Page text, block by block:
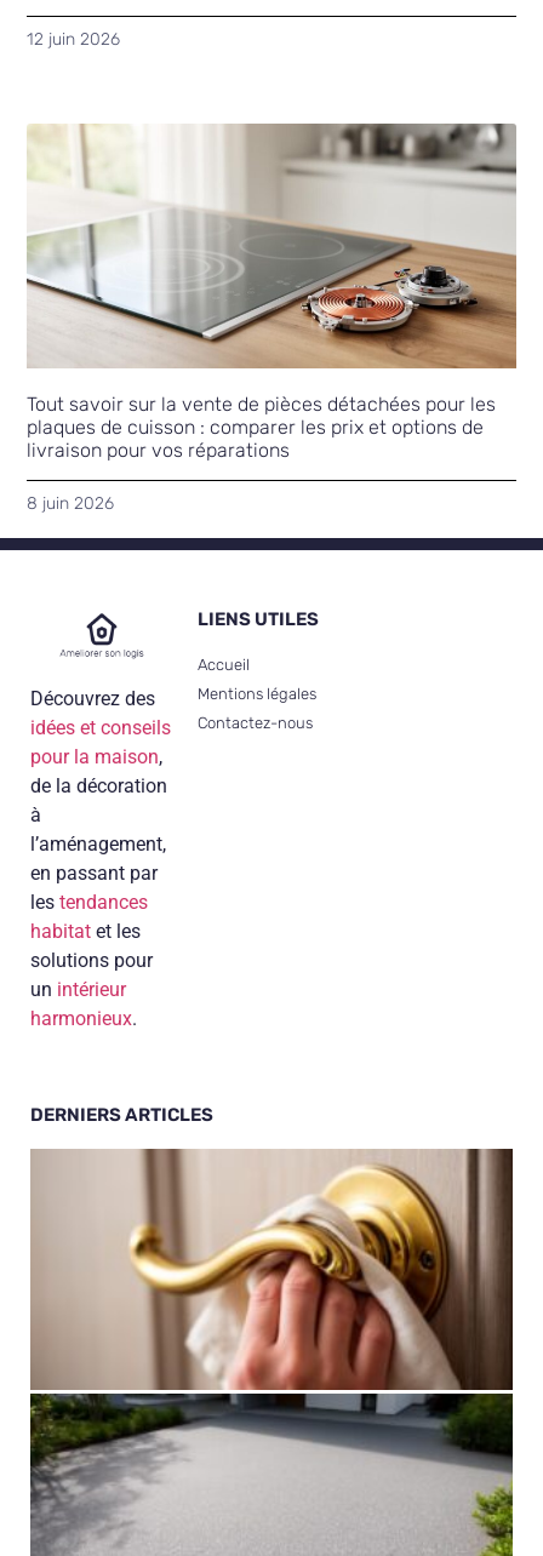
12 juin 2026
Tout savoir sur la vente de pièces détachées pour les
plaques de cuisson : comparer les prix et options de
livraison pour vos réparations
8 juin 2026
Découvrez des
idées et conseils
pour la maison,
de la décoration
à
l’aménagement,
en passant par
les tendances
habitat et les
solutions pour
un intérieur
harmonieux.
LIENS UTILES
Accueil
Mentions légales
Contactez-nous
DERNIERS ARTICLES